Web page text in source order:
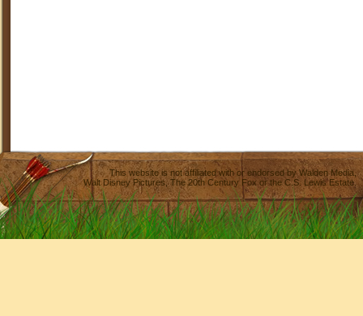
This website is not affiliated with or endorsed byWalden Media
Walt Disney Pictures,The 20th Century Fox or the C.S. Lewis Estate.